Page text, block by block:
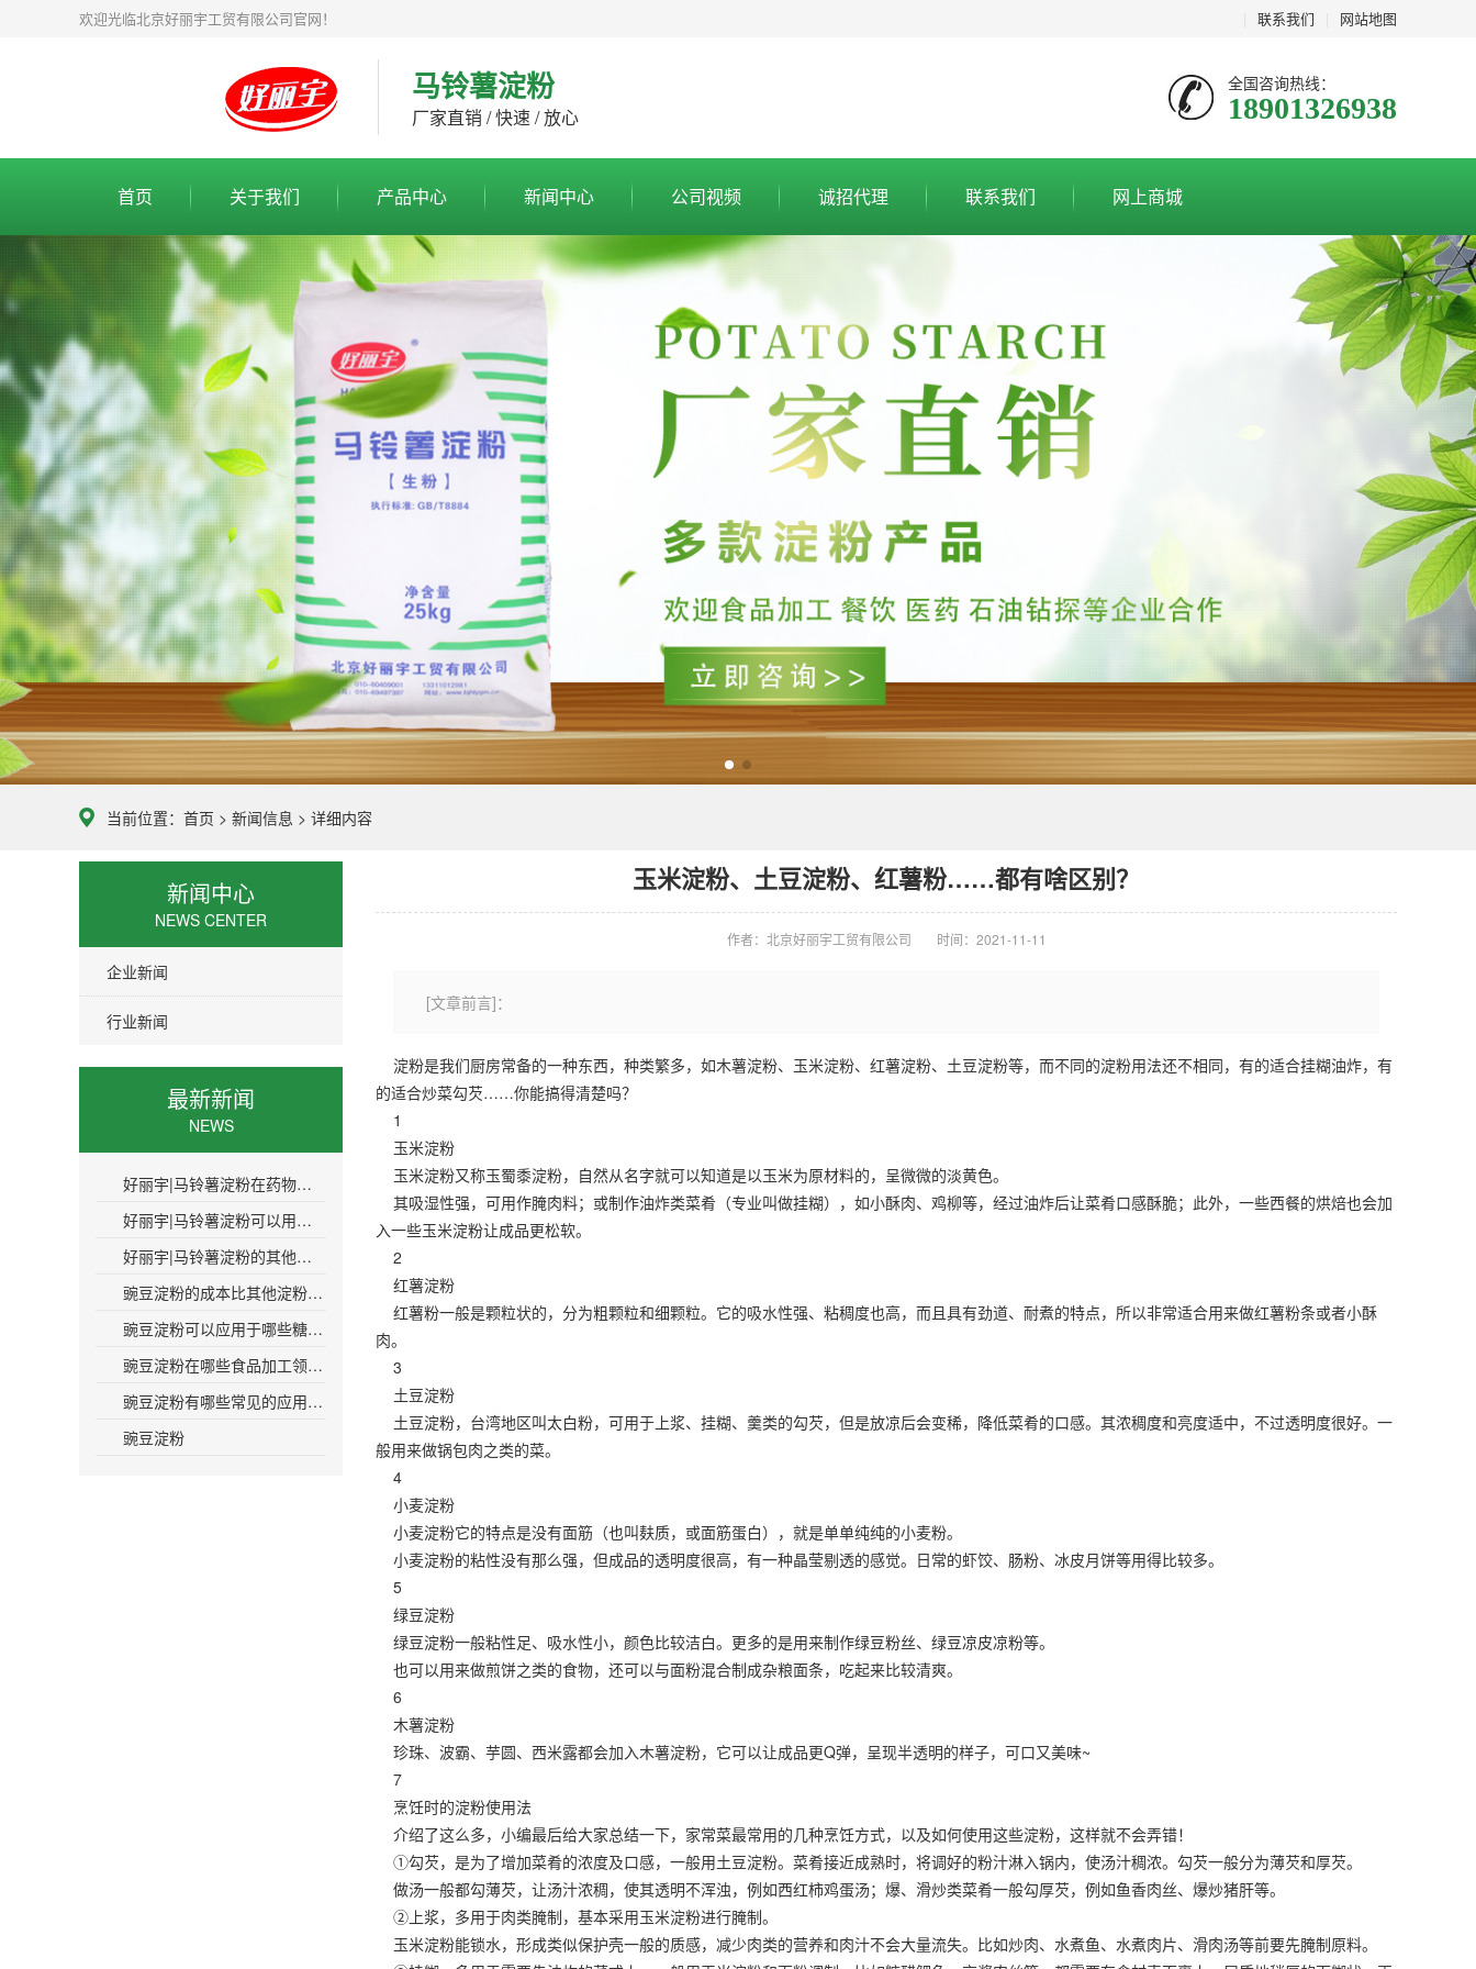
联系我们 网站地图
欢迎光临北京好丽宇工贸有限公司官网！
马铃薯淀粉
厂家直销 / 快速 / 放心
全国咨询热线：
18901326938
首页 关于我们 产品中心 新闻中心 公司视频 诚招代理 联系我们 网上商城
当前位置： 首页 > 新闻信息 > 详细内容
新闻中心
NEWS CENTER
企业新闻
行业新闻
最新新闻
NEWS
好丽宇|马铃薯淀粉在药物制剂中的作用是什么
好丽宇|马铃薯淀粉可以用于制药工业吗
好丽宇|马铃薯淀粉的其他名称是什么
豌豆淀粉的成本比其他淀粉高多少呢
豌豆淀粉可以应用于哪些糖果生产领域呢
豌豆淀粉在哪些食品加工领域有应用价值
豌豆淀粉有哪些常见的应用场景和案例吗
豌豆淀粉
玉米淀粉、土豆淀粉、红薯粉……都有啥区别？
作者：北京好丽宇工贸有限公司 时间：2021-11-11
[文章前言]：
淀粉是我们厨房常备的一种东西，种类繁多，如木薯淀粉、 玉米淀粉、 红薯淀粉、土豆淀粉等，而不同的淀粉用法还不相同，有的适合挂糊油炸，有
的适合炒菜勾芡……你能搞得清楚吗？
1
玉米淀粉
玉米淀粉又称玉蜀黍淀粉，自然从名字就可以知道是以玉米为原材料的，呈微微的淡黄色。
其吸湿性强，可用作腌肉料；或制作油炸类菜肴（专业叫做挂糊），如小酥肉、鸡柳等，经过油炸后让菜肴口感酥脆；此外，一些西餐的烘焙也会加
入一些玉米淀粉让成品更松软。
2
红薯淀粉
红薯粉一般是颗粒状的，分为粗颗粒和细颗粒。它的吸水性强、粘稠度也高，而且具有劲道、耐煮的特点，所以非常适合用来做红薯粉条或者小酥
肉。
3
土豆淀粉
土豆淀粉，台湾地区叫太白粉，可用于上浆、挂糊、羹类的勾芡，但是放凉后会变稀，降低菜肴的口感。其浓稠度和亮度适中，不过透明度很好。一
般用来做锅包肉之类的菜。
4
小麦淀粉
小麦淀粉它的特点是没有面筋（也叫麸质，或面筋蛋白），就是单单纯纯的小麦粉。
小麦淀粉的粘性没有那么强，但成品的透明度很高，有一种晶莹剔透的感觉。日常的虾饺、肠粉、冰皮月饼等用得比较多。
5
绿豆淀粉
绿豆淀粉一般粘性足、吸水性小，颜色比较洁白。更多的是用来制作绿豆粉丝、绿豆凉皮凉粉等。
也可以用来做煎饼之类的食物，还可以与面粉混合制成杂粮面条，吃起来比较清爽。
6
木薯淀粉
珍珠、波霸、芋圆、西米露都会加入木薯淀粉，它可以让成品更Q弹，呈现半透明的样子，可口又美味~
7
烹饪时的淀粉使用法
介绍了这么多，小编最后给大家总结一下，家常菜最常用的几种烹饪方式，以及如何使用这些淀粉，这样就不会弄错！
①勾芡，是为了增加菜肴的浓度及口感，一般用土豆淀粉。菜肴接近成熟时，将调好的粉汁淋入锅内，使汤汁稠浓。勾芡一般分为薄芡和厚芡。
做汤一般都勾薄芡，让汤汁浓稠，使其透明不浑浊，例如西红柿鸡蛋汤；爆、滑炒类菜肴一般勾厚芡，例如鱼香肉丝、爆炒猪肝等。
②上浆，多用于肉类腌制，基本采用玉米淀粉进行腌制。
玉米淀粉能锁水，形成类似保护壳一般的质感，减少肉类的营养和肉汁不会大量流失。比如炒肉、水煮鱼、水煮肉片、滑肉汤等前要先腌制原料。